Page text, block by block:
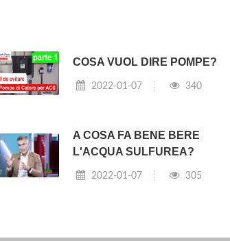
COSA VUOL DIRE POMPE?
2022-01-07 340
A COSA FA BENE BERE
L'ACQUA SULFUREA?
2022-01-07 305